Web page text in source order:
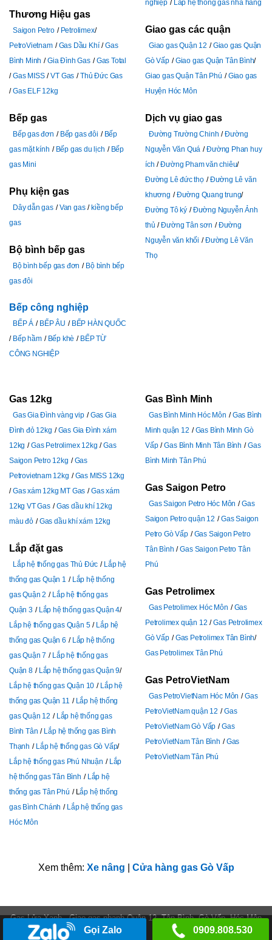
Thương Hiệu gas
Saigon Petro
Petrolimex
PetroVietnam
Gas Dầu Khí
Gas
Bình Minh
Gia Đình Gas
Gas Total
Gas MISS
VT Gas
Thủ Đức Gas
Gas ELF 12kg
Bếp gas
Bếp gas đơn Bếp gas đôi
Bếp
gas mặt kính
Bếp gas du lịch
Bếp
gas Mini
Phụ kiện gas
Dây dẫn gas Van gas
kiềng bếp
gas
Bộ bình bếp gas
Bộ bình bếp gas đơn
Bộ bình bếp
gas đôi
Bếp công nghiệp
BẾP Á BẾP ÂU
BẾP HÀN QUỐC
Bếp hầm
Bếp khè
BẾP TỪ
CÔNG NGHIỆP
nghiệp
Lắp hệ thống gas nhà hàng
Giao gas các quận
Giao gas Quận 12
Giao gas Quận
Gò Vấp
Giao gas Quận Tân Bình
Giao gas Quận Tân Phú
Giao gas
Huyện Hóc Môn
Dịch vụ giao gas
Đường Trường Chinh
Đường
Nguyễn Văn Quá
Đường Phan huy
ích
Đường Pham văn chiêu
Đường Lê đức thọ
Đường Lê văn
khương
Đường Quang trung
Đường Tô ký
Đường Nguyễn Ảnh
thủ
Đường Tân sơn
Đường
Nguyễn văn khối
Đường Lê Văn
Thọ
Gas 12kg
Gas Gia Đình vàng vip
Gas Gia
Đình đỏ 12kg
Gas Gia Đình xám
12kg
Gas Petrolimex 12kg
Gas
Saigon Petro 12kg
Gas
Petrovietnam 12kg
Gas MISS 12kg
Gas xám 12kg MT Gas
Gas xám
12kg VT Gas
Gas dầu khí 12kg
màu đỏ
Gas dầu khí xám 12kg
Lắp đặt gas
Lắp hệ thống gas Thủ Đức
Lắp hệ
thống gas Quận 1
Lắp hệ thống
gas Quận 2
Lắp hệ thống gas
Quận 3
Lắp hệ thống gas Quận 4
Lắp hệ thống gas Quận 5
Lắp hệ
thống gas Quận 6
Lắp hệ thống
gas Quận 7
Lắp hệ thống gas
Quận 8
Lắp hệ thống gas Quận 9
Lắp hệ thống gas Quận 10
Lắp hệ
thống gas Quận 11
Lắp hệ thống
gas Quận 12
Lắp hệ thống gas
Bình Tân
Lắp hệ thống gas Bình
Thạnh
Lắp hệ thống gas Gò Vấp
Lắp hệ thống gas Phú Nhuận
Lắp
hệ thống gas Tân Bình
Lắp hệ
thống gas Tân Phú
Lắp hệ thống
gas Bình Chánh
Lắp hệ thống gas
Hóc Môn
Gas Bình Minh
Gas Bình Minh Hóc Môn
Gas Bình
Minh quận 12
Gas Bình Minh Gò
Vấp
Gas Bình Minh Tân Bình
Gas
Bình Minh Tân Phú
Gas Saigon Petro
Gas Saigon Petro Hóc Môn
Gas
Saigon Petro quận 12
Gas Saigon
Petro Gò Vấp
Gas Saigon Petro
Tân Bình
Gas Saigon Petro Tân
Phú
Gas Petrolimex
Gas Petrolimex Hóc Môn
Gas
Petrolimex quận 12
Gas Petrolimex
Gò Vấp
Gas Petrolimex Tân Bình
Gas Petrolimex Tân Phú
Gas PetroVietNam
Gas PetroVietNam Hóc Môn
Gas
PetroVietNam quận 12
Gas
PetroVietNam Gò Vấp
Gas
PetroVietNam Tân Bình
Gas
PetroVietNam Tân Phú
Xem thêm: Xe nâng Cửa hàng gas Gò Vấp
Gas Lửa Xanh - Giao gas nhanh Quận 12, Tân Bình, Gò Vấp, Hóc Môn
Gọi Zalo 0909.808.530